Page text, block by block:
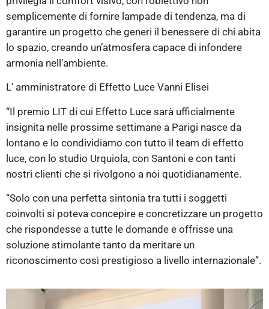
semplicemente di fornire lampade di tendenza, ma di
garantire un progetto che generi il benessere di chi abita
lo spazio, creando un’atmosfera capace di infondere
armonia nell’ambiente.
L’ amministratore di Effetto Luce Vanni Elisei
“Il premio LIT di cui Effetto Luce sarà ufficialmente
insignita nelle prossime settimane a Parigi nasce da
lontano e lo condividiamo con tutto il team di effetto
luce, con lo studio Urquiola, con Santoni e con tanti
nostri clienti che si rivolgono a noi quotidianamente.
“Solo con una perfetta sintonia tra tutti i soggetti
coinvolti si poteva concepire e concretizzare un progetto
che rispondesse a tutte le domande e offrisse una
soluzione stimolante tanto da meritare un
riconoscimento così prestigioso a livello internazionale”.